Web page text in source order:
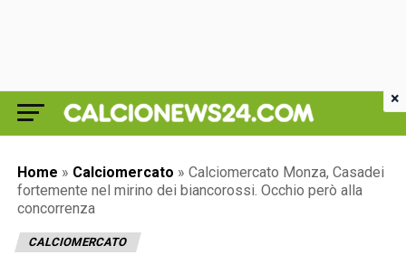
Home » Calciomercato » Calciomercato Monza, Casadei
fortemente nel mirino dei biancorossi. Occhio però alla
concorrenza
CALCIOMERCATO
×